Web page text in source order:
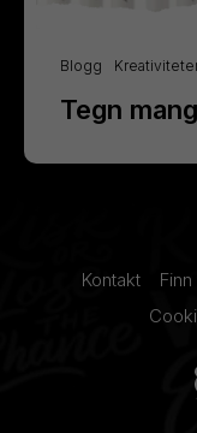
Blogg
Tegn
Kontakt